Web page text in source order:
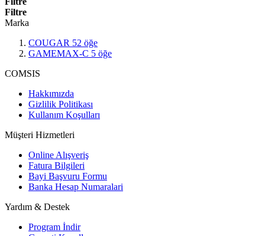
Filtre
Marka
COUGAR 52 öğe
GAMEMAX-C 5 öğe
COMSIS
Hakkımızda
Gizlilik Politikası
Kullanım Koşulları
Müşteri Hizmetleri
Online Alışveriş
Fatura Bilgileri
Bayi Başvuru Formu
Banka Hesap Numaralari
Yardım & Destek
Program İndir